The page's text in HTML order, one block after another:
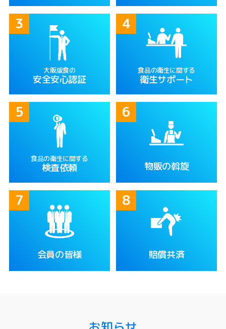
大阪版食の
安全安心認証
食品の衛生に関する
衛生サポート
食品の衛生に関する
検査依頼 物販の斡旋
会員の皆様 賠償共済